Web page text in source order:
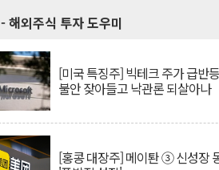
- 해외주식 투자 도우미
[미국 특징주] 빅테크 주가 급반
불안 잦아들고 낙관론 되살아나
[홍콩 대장주] 메이퇀 ③ 신성장